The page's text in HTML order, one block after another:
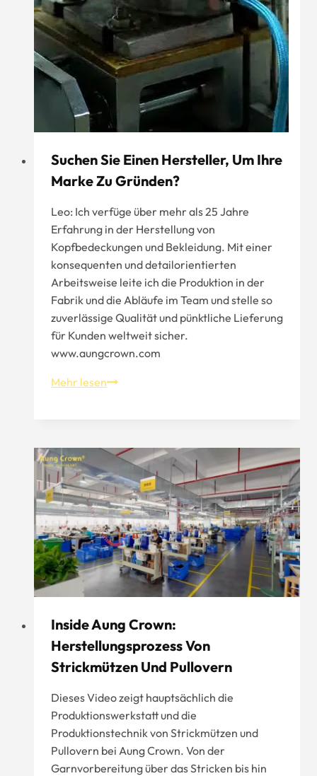
Suchen Sie Einen Hersteller, Um Ihre
Marke Zu Gründen?
Leo: Ich verfüge über mehr als 25 Jahre
Erfahrung in der Herstellung von
Kopfbedeckungen und Bekleidung. Mit einer
konsequenten und detailorientierten
Arbeitsweise leite ich die Produktion in der
Fabrik und die Abläufe im Team und stelle so
zuverlässige Qualität und pünktliche Lieferung
für Kunden weltweit sicher.
www.aungcrown.com
Mehr lesenSuchen
um
Ihre
Marke
zu
gründen?
Inside Aung Crown:
Herstellungsprozess Von
Strickmützen Und Pullovern
Dieses Video zeigt hauptsächlich die
Produktionswerkstatt und die
Produktionstechnik von Strickmützen und
Pullovern bei Aung Crown. Von der
Garnvorbereitung über das Stricken bis hin